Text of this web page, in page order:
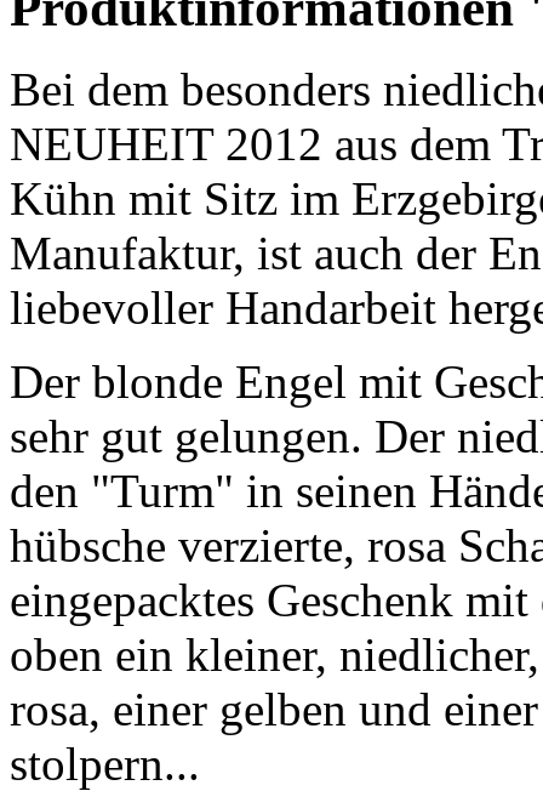
Bei dem besonders
NEUHEIT 2012 aus dem
Kühn mit Sitz im
Manufaktur, ist auch der
liebevoller Handarbeit
Der blonde Engel mit
sehr gut gelungen. Der
den "Turm" in seinen
hübsche verzierte, rosa
eingepacktes Geschenk
oben ein kleiner,
rosa, einer gelben und
stolpern...